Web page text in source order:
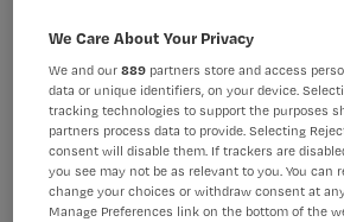
VAKGEBIED
Verpleegkunde SEH
BRANCHE
Ziekenhuis Vaste
PLAATSINGSDATUM
1 juni 2025 HBO
We Care About Your Privacy
We and our889 partners store and access
data or unique identifiers, on your device.
tracking technologies to support the purposes
partners process data to provide. Selecting
consent will disable them. If trackers are
you see may not be as relevant to you. You can
change your choices or withdraw consent at
Manage Preferences link on the bottom of the